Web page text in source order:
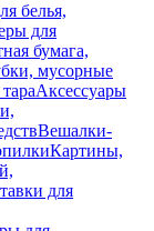
белья,
для
бумага,
мусорные
Аксессуары
Вешалки-
Картины,
для